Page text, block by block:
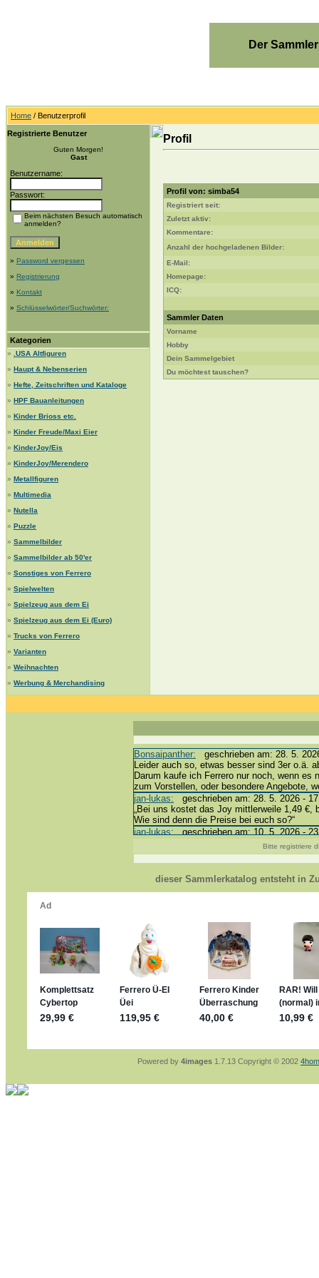
Der
Home / Benutzerprofil
Registrierte Benutzer
Guten Morgen!
Gast
Benutzername:
Passwort:
Beim nächsten Besuch automatisch
anmelden?
» Password vergessen
» Registrierung
» Kontakt
» Schlüsselwörter/Suchwörter:
Kategorien
»
.USA Altfiguren
» Haupt & Nebenserien
» Hefte, Zeitschriften und Kataloge
» HPF Bauanleitungen
» Kinder Brioss etc.
» Kinder Freude/Maxi Eier
» KinderJoy/Eis
» KinderJoy/Merendero
» Metallfiguren
» Multimedia
» Nutella
» Puzzle
» Sammelbilder
» Sammelbilder ab 50'er
» Sonstiges von Ferrero
» Spielwelten
» Spielzeug aus dem Ei
» Spielzeug aus dem Ei (Euro)
» Trucks von Ferrero
» Varianten
» Weihnachten
» Werbung & Merchandising
Profil
Profil von: simba54
Registriert seit:
Zuletzt aktiv:
Kommentare:
Anzahl der hochgeladenen Bilder:
E-Mail:
Homepage:
ICQ:
Sammler Daten
Vorname
Hobby
Dein Sammelgebiet
Du möchtest tauschen?
Bonsaipanther: geschrieben am: 28. 5.
Leider auch so, etwas besser sind 3er o.ä.
Darum kaufe ich Ferrero nur noch, wenn es
zum Vorstellen, oder besondere Angebote,
jan-lukas: geschrieben am: 28. 5. 2026 -
„Bei uns kostet das Joy mittlerweile 1,49 €,
Wie sind denn die Preise bei euch so?“
jan-lukas:geschrieben am: 10. 5. 2026 -
Bonsaipanther:geschrieben am: 10. 5.
@ Harald
https://www.ue-ei-portal-
Dein Enkel sollte zur Strafe die nächsten 3
Für die Figuren VC307, 310, 318 und 326
mein Enkel hat die leider weggeworfen
jan-lukas:
geschrieben am: 29. 4. 2026 -
https://www.ferrero-
sammelspass.de/einladung/
jan-lukas:
geschrieben am: 28. 4. 2026 -
stimmt, jetzt fällt es mir auch ein
geschrieben am: 28. 4.
So habe ich das in Erinnerung ... oder?
jan-lukas:geschrieben am: 28. 4. 2026 -
Bitte registriere
dieser Sammlerkatalog entsteht in
Powered by 4images 1.7.13 Copyright © 2002